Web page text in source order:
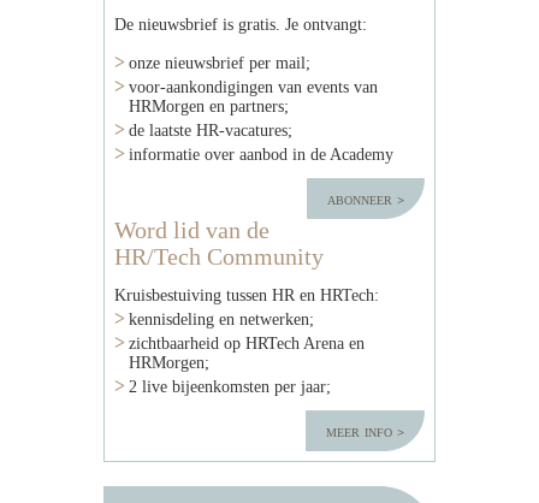
De nieuwsbrief is gratis. Je ontvangt:
onze nieuwsbrief per mail;
voor-aankondigingen van events van
HRMorgen en partners;
de laatste HR-vacatures;
informatie over aanbod in de Academy
abonneer
Word lid van de
HR/Tech Community
Kruisbestuiving tussen HR en HRTech:
kennisdeling en netwerken;
zichtbaarheid op HRTech Arena en
HRMorgen;
2 live bijeenkomsten per jaar;
meer info